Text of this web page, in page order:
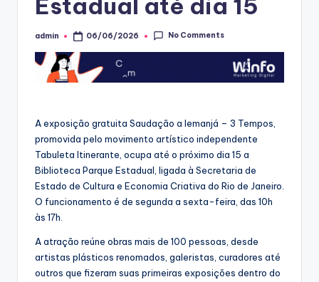
Posted
admin 06/06/2026 No Comments
A exposição gratuita Saudação a Iemanjá – 3 Tempos,
promovida pelo movimento artístico independente
Tabuleta Itinerante, ocupa até o próximo dia 15 a
Biblioteca Parque Estadual, ligada à Secretaria de
Estado de Cultura e Economia Criativa do Rio de Janeiro.
O funcionamento é de segunda a sexta-feira, das 10h
às 17h.
A atração reúne obras mais de 100 pessoas, desde
artistas plásticos renomados, galeristas, curadores até
outros que fizeram suas primeiras exposições dentro do